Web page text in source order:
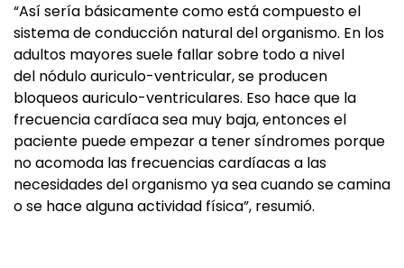
“Así sería básicamente como está compuesto el
sistema de conducción natural del organismo. En los
adultos mayores suele fallar sobre todo a nivel
del nódulo auriculo-ventricular, se producen
bloqueos auriculo-ventriculares. Eso hace que la
frecuencia cardíaca sea muy baja, entonces el
paciente puede empezar a tener síndromes porque
no acomoda las frecuencias cardíacas a las
necesidades del organismo ya sea cuando se camina
o se hace alguna actividad física”, resumió.